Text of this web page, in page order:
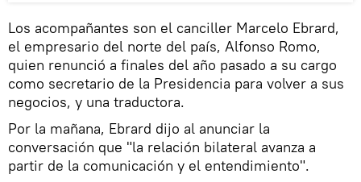
Los acompañantes son el canciller Marcelo Ebrard,
el empresario del norte del país, Alfonso Romo,
quien renunció a finales del año pasado a su cargo
como secretario de la Presidencia para volver a sus
negocios, y una traductora.
Por la mañana, Ebrard dijo al anunciar la
conversación que "la relación bilateral avanza a
partir de la comunicación y el entendimiento".